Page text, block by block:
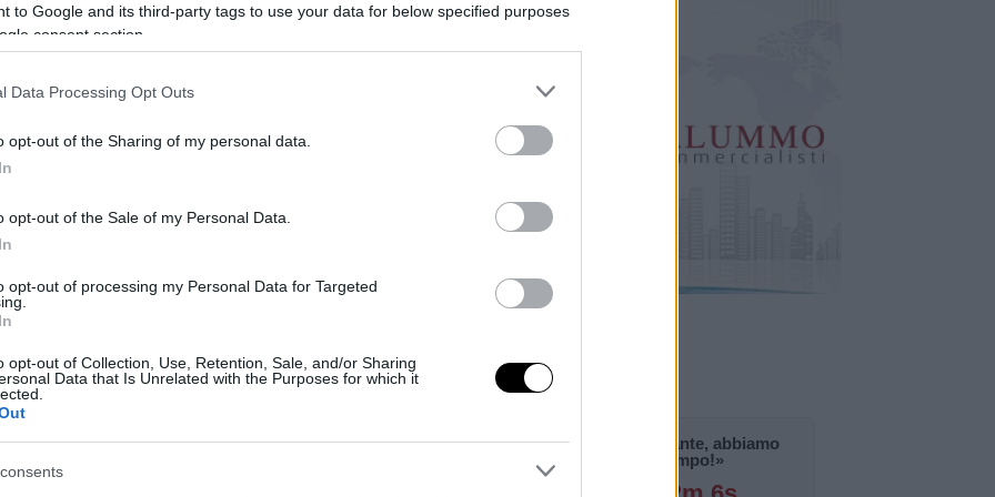
to Google and its third-party tags to use your data for below specified purposes
consent section.
Data Processing Opt Outs
opt-out of the Sharing of my personal data.
opt-out of the Sale of my Personal Data.
opt-out of processing my Personal Data for Targeted
opt-out of Collection, Use, Retention, Sale, and/or Sharing
Data that Is Unrelated with the Purposes for which it
Il benessere articolare: lo Studio
dello...
«La notizia è importante, abbiamo
bisogno di tempo!»